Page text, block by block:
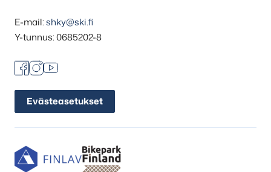
E-mail:shky@ski.fi
Y-tunnus: 0685202-8
Facebook
Instagram
Youtube
Evästeasetukset